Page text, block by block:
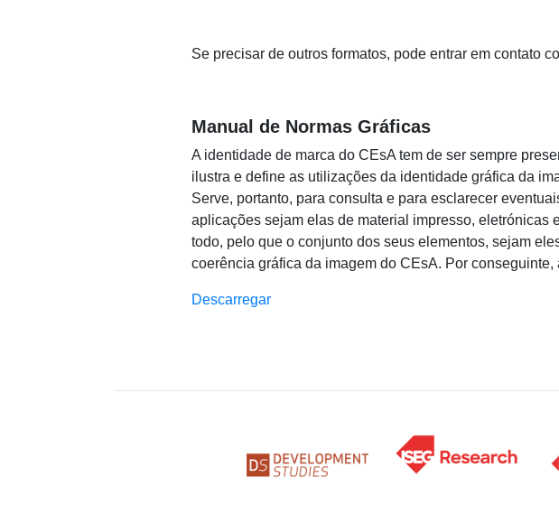
Se precisar de outros formatos, pode entrar em contato
Manual de Normas Gráficas
A identidade de marca do CEsA tem de ser sempre
ilustra e define as utilizações da identidade gráfica da
Serve, portanto, para consulta e para esclarecer
aplicações sejam elas de material impresso, eletrónicas
todo, pelo que o conjunto dos seus elementos, sejam
coerência gráfica da imagem do CEsA. Por
Descarregar